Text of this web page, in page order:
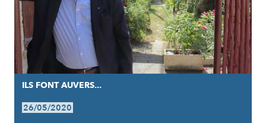
ILS FONT AUVERS...
26/05/2020